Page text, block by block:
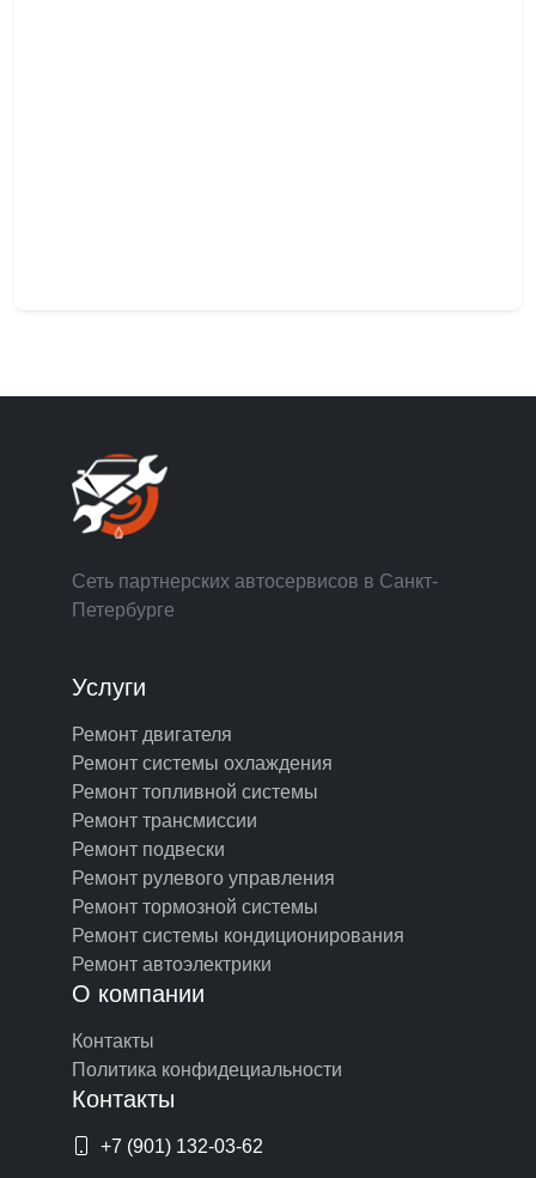
Сеть партнерских автосервисов в Санкт-
Петербурге
Услуги
Ремонт двигателя
Ремонт системы охлаждения
Ремонт топливной системы
Ремонт трансмиссии
Ремонт подвески
Ремонт рулевого управления
Ремонт тормозной системы
Ремонт системы кондиционирования
Ремонт автоэлектрики
О компании
Контакты
Политика конфидециальности
Контакты
+7 (901) 132-03-62